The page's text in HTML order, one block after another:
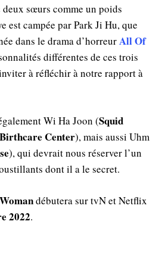
deux sœurs comme un poids
est campée par Park Ji Hu, que
dans le drama d’horreurAll Of
différentes de ces trois
à réfléchir à notre rapport à
Wi Ha Joon (Squid
Birthcare Center), mais aussi Uhm
), qui devrait nous réserver l’un
dont il a le secret.
débutera sur tvN et Netflix
2022.